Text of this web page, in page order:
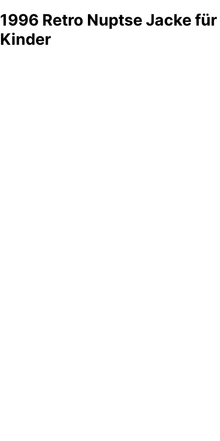
1996 Retro Nuptse Jacke für
Kinder